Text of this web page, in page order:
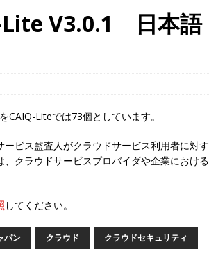
Lite V3.0.1 日本語
CAIQ-Liteでは73個としています。
ビス監査人がクラウドサービス利用者に対す
クラウドサービスプロバイダや企業における
してください。
パン クラウド クラウドセキュリティ